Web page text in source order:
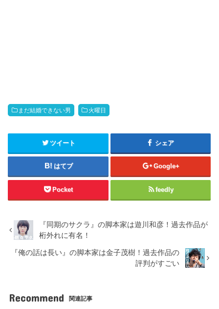
まだ結婚できない男 火曜日
ツイート シェア
はてブ Google+
Pocket feedly
『同期のサクラ』の脚本家は遊川和彦！過去作品が
桁外れに有名！
『俺の話は長い』の脚本家は金子茂樹！過去作品の
評判がすごい
Recommend 関連記事